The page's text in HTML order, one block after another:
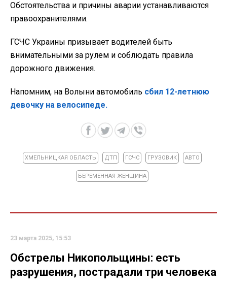
Обстоятельства и причины аварии устанавливаются
правоохранителями.
ГСЧС Украины призывает водителей быть
внимательными за рулем и соблюдать правила
дорожного движения.
Напомним, на Волыни автомобиль сбил 12-летнюю
девочку на велосипеде.
ХМЕЛЬНИЦКАЯ ОБЛАСТЬ ДТП ГСЧС ГРУЗОВИК АВТО
БЕРЕМЕННАЯ ЖЕНЩИНА
23 марта 2025, 15:53
Обстрелы Никопольщины: есть
разрушения, пострадали три человека